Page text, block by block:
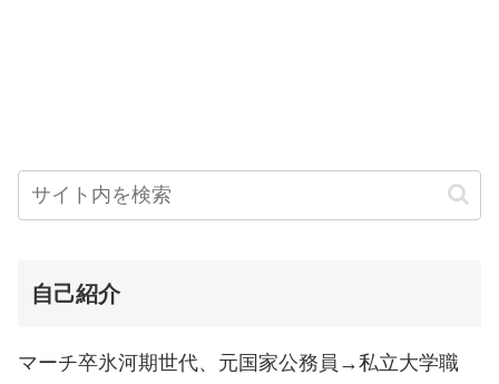
自己紹介
マーチ卒氷河期世代、元国家公務員→私立大学職